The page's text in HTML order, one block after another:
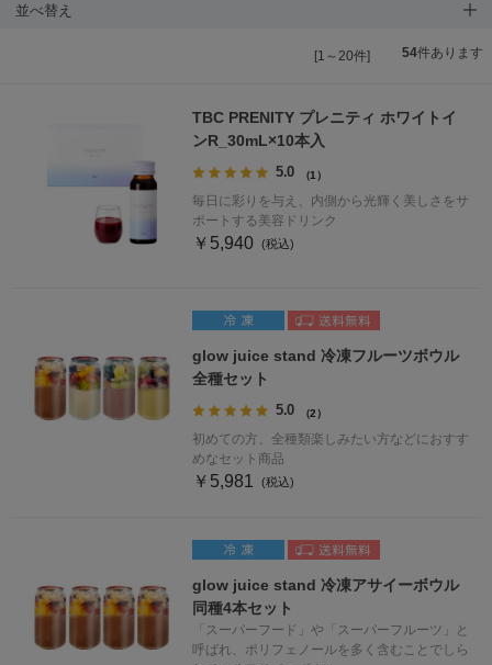
並べ替え
[1～20件] 54件あります
TBC PRENITY プレニティ ホワイトイ
ンR_30mL×10本入
5.0 （1）
毎日に彩りを与え、内側から光輝く美しさをサ
ポートする美容ドリンク
￥5,940
glow juice stand 冷凍フルーツボウル
全種セット
5.0 （2）
初めての方、全種類楽しみたい方などにおすす
めなセット商品
￥5,981
glow juice stand 冷凍アサイーボウル
同種4本セット
「スーパーフード」や「スーパーフルーツ」と
呼ばれ、ポリフェノールを多く含むことでしら